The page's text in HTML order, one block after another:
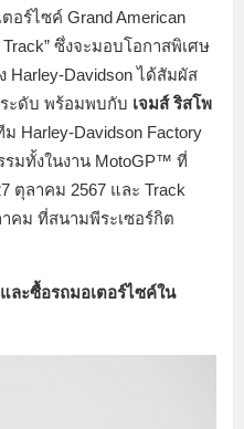
อร์ไซค์ Grand American
ซึ่งจะมอบโอกาสพิเศษ
Harley-Davidson ได้สัมผัส
ะดับ พร้อมพบกับ เจมส์ ริสโพ
Harley-Davidson Factory
มทั้งในงาน MotoGP™ ที่
ตุลาคม 2567 และ Track
คม ที่สนามพีระเซอร์กิต
ะซื้อรถมอเตอร์ไซค์ใน